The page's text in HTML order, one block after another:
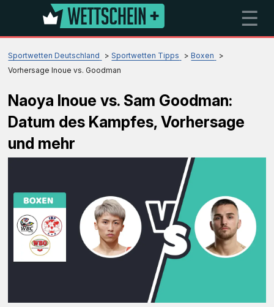
☰
Sportwetten Deutschland Sportwetten Tipps
Boxen
Vorhersage Inoue vs. Goodman
Naoya Inoue vs. Sam Goodman:
Datum des Kampfes, Vorhersage
und mehr